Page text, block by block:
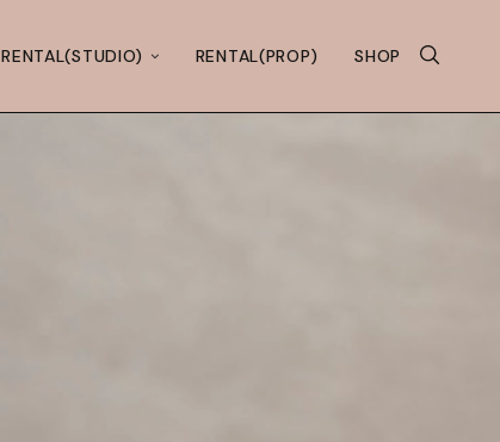
RENTAL(STUDIO) RENTAL(PROP) SHOP